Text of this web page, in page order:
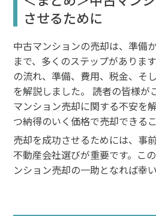
させるために
中古マンションの売却は、準備
まで、多くのステップがありま
の流れ、準備、費用、税金、そ
を解説しました。 読者の皆様が
マンション売却に関する不安を
つ納得のいく価格で売却できる
売却を成功させるためには、事
不動産会社選びが重要です。こ
ンション売却の一助となれば幸い